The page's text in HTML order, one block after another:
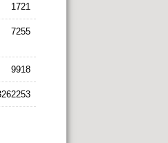
1721
7255
9918